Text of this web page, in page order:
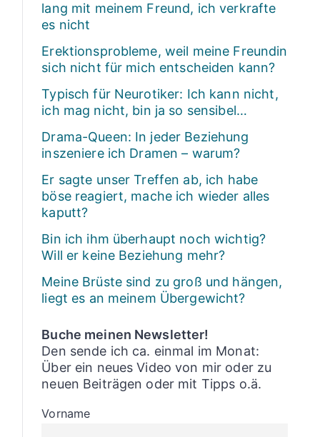
lang mit meinem Freund, ich verkrafte
es nicht
Erektionsprobleme, weil meine Freundin
sich nicht für mich entscheiden kann?
Typisch für Neurotiker: Ich kann nicht,
ich mag nicht, bin ja so sensibel…
Drama-Queen: In jeder Beziehung
inszeniere ich Dramen – warum?
Er sagte unser Treffen ab, ich habe
böse reagiert, mache ich wieder alles
kaputt?
Bin ich ihm überhaupt noch wichtig?
Will er keine Beziehung mehr?
Meine Brüste sind zu groß und hängen,
liegt es an meinem Übergewicht?
Buche meinen Newsletter!
Den sende ich ca. einmal im Monat:
Über ein neues Video von mir oder zu
neuen Beiträgen oder mit Tipps o.ä.
Vorname